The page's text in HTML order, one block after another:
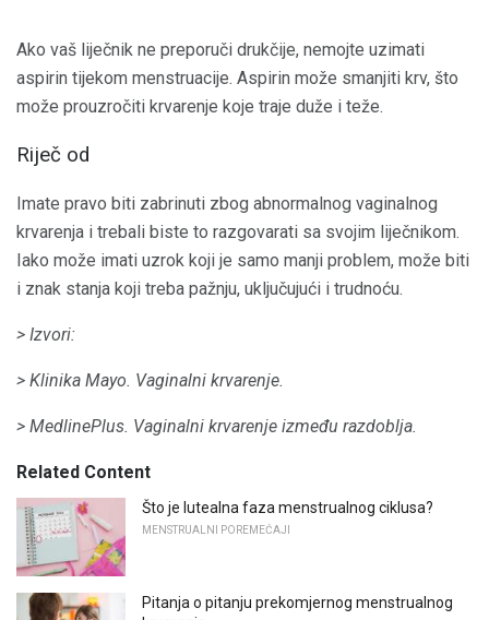
Ako vaš liječnik ne preporuči drukčije, nemojte uzimati
aspirin tijekom menstruacije. Aspirin može smanjiti krv, što
može prouzročiti krvarenje koje traje duže i teže.
Riječ od
Imate pravo biti zabrinuti zbog abnormalnog vaginalnog
krvarenja i trebali biste to razgovarati sa svojim liječnikom.
Iako može imati uzrok koji je samo manji problem, može biti
i znak stanja koji treba pažnju, uključujući i trudnoću.
> Izvori:
> Klinika Mayo. Vaginalni krvarenje.
> MedlinePlus. Vaginalni krvarenje između razdoblja.
Related Content
Što je lutealna faza menstrualnog ciklusa?
MENSTRUALNI POREMEĆAJI
Pitanja o pitanju prekomjernog menstrualnog